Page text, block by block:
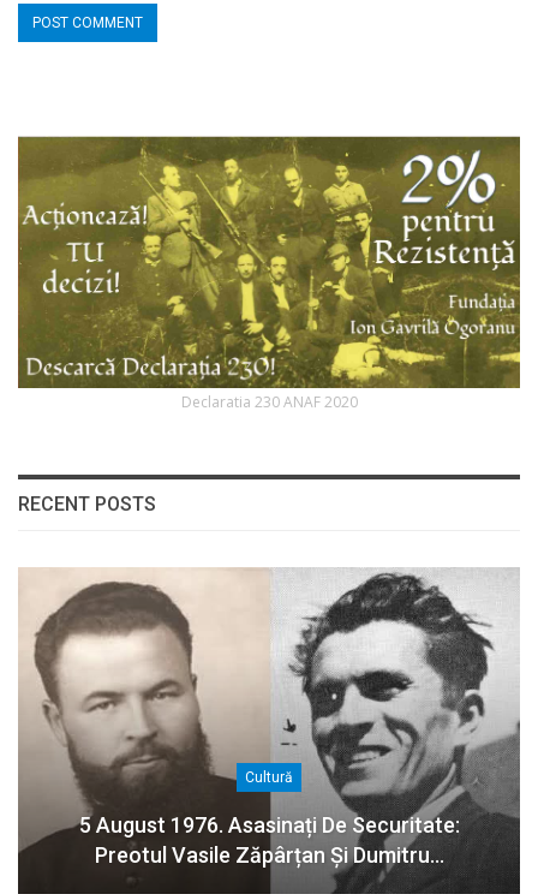
Declaratia 230 ANAF 2020
RECENT POSTS
Cultură
5 August 1976. Asasinați De Securitate:
Preotul Vasile Zăpârțan Și Dumitru…